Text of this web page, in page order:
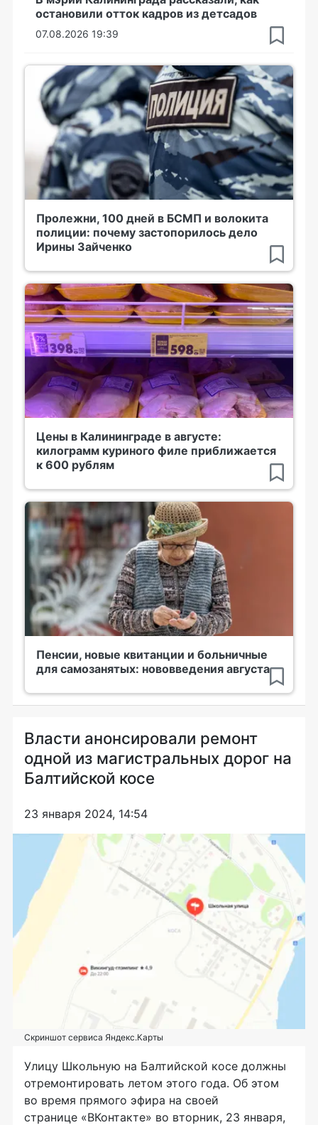
остановили отток кадров из детсадов
07.08.2026 19:39
Пролежни, 100 дней в БСМП и волокита
полиции: почему застопорилось дело
Ирины Зайченко
Цены в Калининграде в августе:
килограмм куриного филе приближается
к 600 рублям
Пенсии, новые квитанции и больничные
для самозанятых: нововведения августа
Власти анонсировали ремонт
одной из магистральных дорог на
Балтийской косе
23 января 2024, 14:54
Скриншот сервиса Яндекс.Карты
Улицу Школьную на Балтийской косе должны
отремонтировать летом этого года. Об этом
во время прямого эфира на своей
странице «ВКонтакте» во вторник, 23 января,